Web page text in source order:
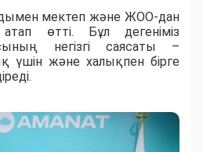
мектеп және ЖОО-дан
атап өтті. Бұл дегеніміз
негізгі саясаты –
үшін және халықпен бірге